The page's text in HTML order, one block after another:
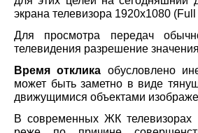
экрана телевизора 1920х1080
Для просмотра передач
телевидения разрешение
Время отклика обусловлено
может быть заметно в виде
движущимися объектами
В современных ЖК телевизорах